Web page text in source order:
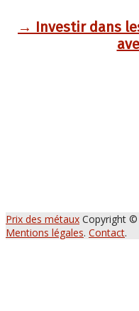
→ Investir dans
Prix des métaux Copyright ©
Mentions légales. Contact.